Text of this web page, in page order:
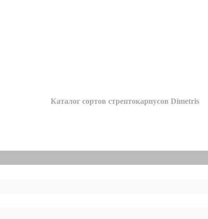
Каталог сортов стрептокарпусов Dimetris